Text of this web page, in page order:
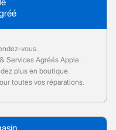
vous.
Services Agréés Apple.
plus en boutique.
toutes vos réparations.